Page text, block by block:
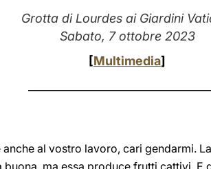
Grotta di Lourdes ai Giardini
Sabato, 7 ottobre 2023
[Multimedia]
al vostro lavoro, cari gendarmi.
ma essa produce frutti cattivi.